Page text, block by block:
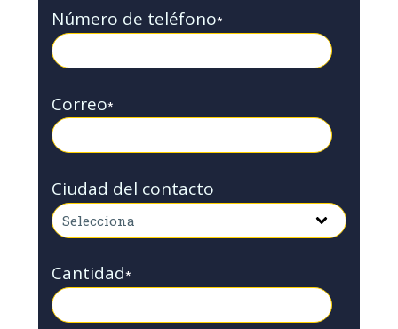
Número de teléfono*
Correo*
Ciudad del contacto
Cantidad*